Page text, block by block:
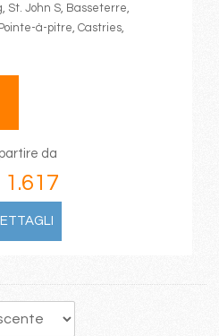
St. John S, Basseterre,
à-pitre, Castries,
da
1.617